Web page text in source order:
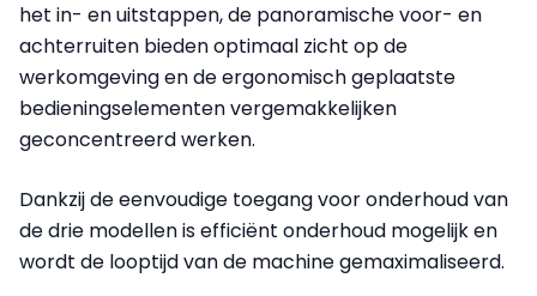
het in- en uitstappen, de panoramische voor- en
achterruiten bieden optimaal zicht op de
werkomgeving en de ergonomisch geplaatste
bedieningselementen vergemakkelijken
geconcentreerd werken.
Dankzij de eenvoudige toegang voor onderhoud van
de drie modellen is efficiënt onderhoud mogelijk en
wordt de looptijd van de machine gemaximaliseerd.